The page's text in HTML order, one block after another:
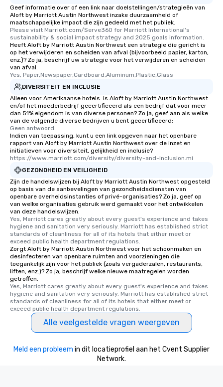
Geef informatie over of een link naar doelstellingen/strategieën van
Aloft by Marriott Austin Northwest inzake duurzaamheid of
maatschappelijke impact die zijn gedeeld met het publiek.
Please visit Marriott.com/Serve360 for Marriott International's
sustainability & social impact strategy and 2025 goals information.
Heeft Aloft by Marriott Austin Northwest een strategie die gericht is
op het verwijderen en scheiden van afval (bijvoorbeeld papier, karton,
enz.)? Zo ja, beschrijf uw strategie voor het verwijderen en scheiden
van afval.
Yes, Paper,Newspaper,Cardboard,Aluminum,Plastic,Glass
DIVERSITEIT EN INCLUSIE
Alleen voor Amerikaanse hotels: is Aloft by Marriott Austin Northwest
en/of het moederbedrijf gecertificeerd als een bedrijf dat voor meer
dan 51% eigendom is van diverse personen? Zo ja, geef aan als welke
van de volgende diverse bedrijven u bent gecertificeerd:
Geen antwoord.
Indien van toepassing, kunt u een link opgeven naar het openbare
rapport van Aloft by Marriott Austin Northwest over de inzet en
initiatieven voor diversiteit, gelijkheid en inclusie?
https://www.marriott.com/diversity/diversity-and-inclusion.mi
GEZONDHEID EN VEILIGHEID
Zijn de handelswijzen bij Aloft by Marriott Austin Northwest opgesteld
op basis van de aanbevelingen van gezondheidsdiensten van
openbare overheidsinstanties of privé-organisaties? Zo ja, geef op
van welke organisaties gebruik werd gemaakt voor het ontwikkelen
van deze handelswijzen.
Yes, Marriott cares greatly about every guest's experience and takes
hygiene and sanitation very seriously. Marriott has established strict
standards of cleanliness for all of its hotels that either meet or
exceed public health department regulations.
Zorgt Aloft by Marriott Austin Northwest voor het schoonmaken en
desinfecteren van openbare ruimten and voorzieningen die
toegankelijk zijn voor het publiek (zoals vergaderzalen, restaurants,
liften, enz.)? Zo ja, beschrijf welke nieuwe maatregelen worden
getroffen.
Yes, Marriott cares greatly about every guest's experience and takes
hygiene and sanitation very seriously. Marriott has established strict
standards of cleanliness for all of its hotels that either meet or
exceed public health department regulations.
Alle veelgestelde vragen weergeven
Meld een probleem in dit locatieprofiel aan het Cvent Supplier
Network.